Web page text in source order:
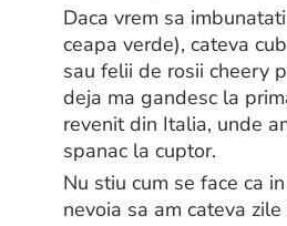
Daca vrem sa
ceapa verde), cateva
sau felii de rosii cheery
deja ma gandesc la
revenit din Italia, unde
spanac la cuptor.
Nu stiu cum se face ca
nevoia sa am cateva